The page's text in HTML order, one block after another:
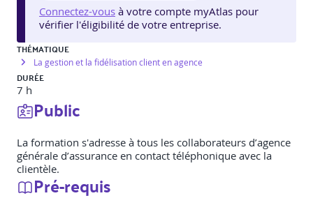
Connectez-vous à votre compte myAtlas pour
vérifier l'éligibilité de votre entreprise.
THÉMATIQUE
La gestion et la fidélisation client en agence
DURÉE
7 h
Public
La formation s'adresse à tous les collaborateurs d’agence
générale d’assurance en contact téléphonique avec la
clientèle.
Pré-requis